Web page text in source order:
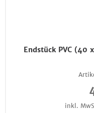
Endstück PVC
inkl.